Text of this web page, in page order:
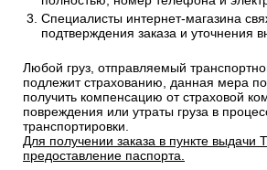
Специалисты интернет-магазина
подтверждения заказа и уточнения
Любой груз, отправляемый
подлежит страхованию, данная мера
получить компенсацию от страховой
повреждения или утраты груза в
транспортировки.
Для получении заказа в пункте выдачи
предоставление паспорта.